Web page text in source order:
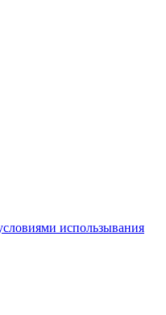
использывания